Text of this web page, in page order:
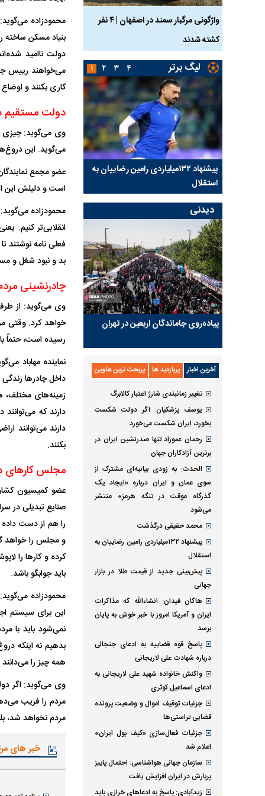
محمودزاده
بنیاد مسکن
دولت ناامید
می‌خواهند رییس
کاری بکنند و
دولت مستقیم
وی می‌گوید: چیزی
می‌گوید. این
عضو مجمع
است و دلیلش این
محمودزاده
فعلی نامه نوشتند
بد و نبود شغل و
چادرنشینی
وی می‌گوید: از
رسیده است، حتماً
نماینده مهاباد
داخل چادر‌ها
زمینه‌های مختلف،
دارند که می‌توانند
دارند می‌توانند
بکنند.
مجلس کار‌های
عضو کمیسیون
صنایع تبدیلی در
را هم از دست داده
و مجلس را خواهد
کرده و کار‌ها را
باید جوابگو باشد.
محمودزاده
این برای سیستم
نمی‌شود باید با
بدهیم نه اینکه
همه چیز را
وی می‌گوید: اگر
مردم را فریب
مردم نخواهد شد،
خبر های
واژگونی مرگبار سمند در اصفهان | ۴ نفر
کشته شدند
عکس| ماجرای کشف
توسط حیوانات خورده
لیگ برتر
پیشنهاد ۱۳۲میلیاردی رامین رضاییان به
استقلال
بازگشت اندونگ به
هافبک گابنی در
۱ ۲ ۳ ۴
دیدنی
پیاده‌روی جاماندگان اربعین در تهران
آخرین اخبار پربازدید ها پربحث ترین عناوین
تغییر زمانبندی‌ شارژ اعتبار کالابرگ
یوسف پزشکیان: اگر دولت شکست
بخورد، ایران شکست می‌خورد
رحمان عموزاد تنها صدرنشین ایران در
برترین آزادکاران جهان
الحدث: به زودی بیانیه‌ای مشترک از
سوی عمان و ایران درباره «ایجاد یک
گذرگاه موقت در تنگه هرمز» منتشر
می‌شود
محمد حقیقی درگذشت
پیشنهاد ۱۳۲میلیاردی رامین رضاییان به
استقلال
پیش‌بینی جدید از قیمت طلا در بازار
جهانی
هاکان فیدان: انشاءالله که مذاکرات
ایران و آمریکا امروز با خبر خوش به پایان
برسد
پاسخ قوه قضاییه به ادعای جنجالی
درباره شهادت علی لاریجانی
واکنش خانواده شهید علی لاریجانی به
ادعای اسماعیل کوثری
جزئیات توقیف اموال و وضعیت پرونده
قضایی تراستی‌ها
جزئیات فعال‌سازی «کیف پول ایران»
اعلام شد
سازمان جهانی هواشناسی: احتمال پاییز
پربارش در ایران افزایش یافت
زیدآبادی: پاسخ به ادعا‌های خرازی باید